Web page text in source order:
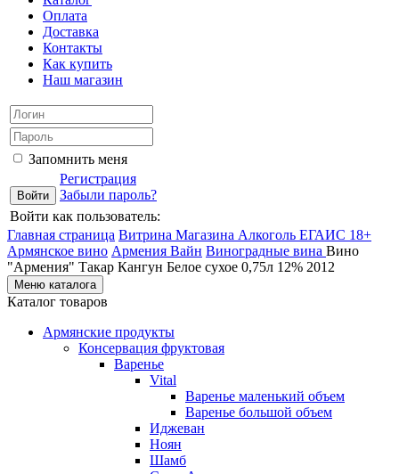
Оплата
Доставка
Контакты
Как купить
Наш магазин
Запомнить меня
Регистрация
Забыли пароль?
Войти как пользователь:
Главная страница Витрина Магазина Алкоголь ЕГАИС 18+
Армянское вино Армения Вайн Виноградные вина Вино
"Армения" Такар Кангун Белое сухое 0,75л 12% 2012
Меню каталога
Каталог товаров
Армянские продукты
Консервация фруктовая
Варенье
Vital
Варенье маленький объем
Варенье большой объем
Иджеван
Ноян
Шамб